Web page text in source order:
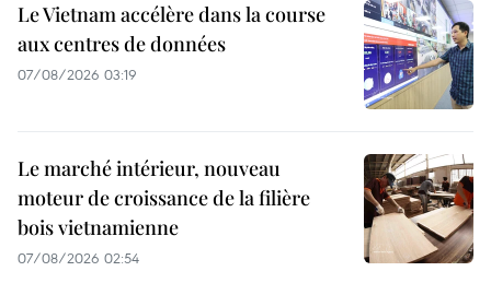
Le Vietnam accélère dans la course
aux centres de données
07/08/2026 03:19
Le marché intérieur, nouveau
moteur de croissance de la filière
bois vietnamienne
07/08/2026 02:54